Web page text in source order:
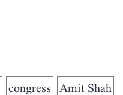
Amit Shah
congress